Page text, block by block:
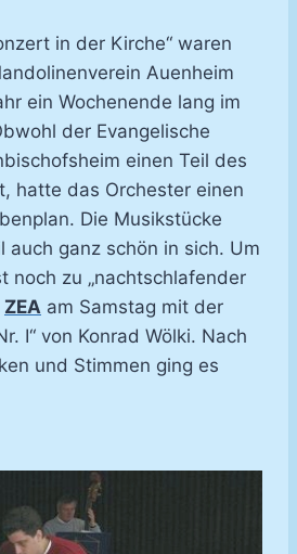
in der Kirche“ waren
Auenheim
ein Wochenende lang im
der Evangelische
einen Teil des
hatte das Orchester einen
Die Musikstücke
auch ganz schön in sich. Um
noch zu „nachtschlafender
ZEA am Samstag mit der
I“ von Konrad Wölki. Nach
und Stimmen ging es